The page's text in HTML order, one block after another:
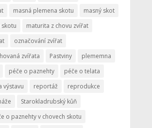
masná plemena skotu
masný skot
maturita z chovu zvířat
označování zvířat
zvířata
Pastviny
plememna
péče o paznehty
péče o telata
výstavu
reportáž
reprodukce
Starokladrubský kůň
o paznehty v chovech skotu